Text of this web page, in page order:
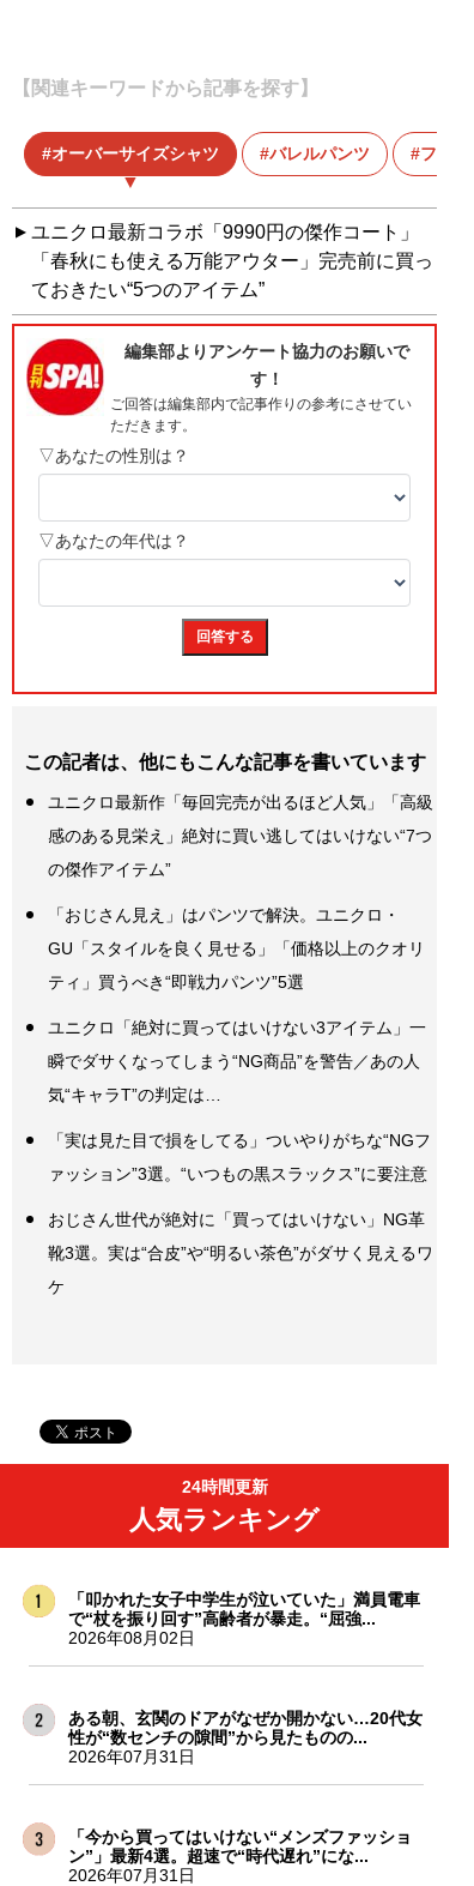
【関連キーワードから記事を探す】
オーバーサイズシャツ バレルパンツ ファ
ユニクロ最新コラボ「9990円の傑作コート」
「春秋にも使える万能アウター」完売前に買っ
ておきたい“5つのアイテム”
この記者は、他にもこんな記事を書いています
ユニクロ最新作「毎回完売が出るほど人気」「高級
感のある見栄え」絶対に買い逃してはいけない“7つ
の傑作アイテム”
「おじさん見え」はパンツで解決。ユニクロ・
GU「スタイルを良く見せる」「価格以上のクオリ
ティ」買うべき“即戦力パンツ”5選
ユニクロ「絶対に買ってはいけない3アイテム」一
瞬でダサくなってしまう“NG商品”を警告／あの人
気“キャラT”の判定は…
「実は見た目で損をしてる」ついやりがちな“NGフ
ァッション”3選。“いつもの黒スラックス”に要注意
おじさん世代が絶対に「買ってはいけない」NG革
靴3選。実は“合皮”や“明るい茶色”がダサく見えるワ
ケ
24時間更新
人気ランキング
「叩かれた女子中学生が泣いていた」満員電車
で“杖を振り回す”高齢者が暴走。“屈強...
2026年08月02日
ある朝、玄関のドアがなぜか開かない…20代女
性が“数センチの隙間”から見たものの...
2026年07月31日
「今から買ってはいけない“メンズファッショ
ン”」最新4選。超速で“時代遅れ”にな...
2026年07月31日